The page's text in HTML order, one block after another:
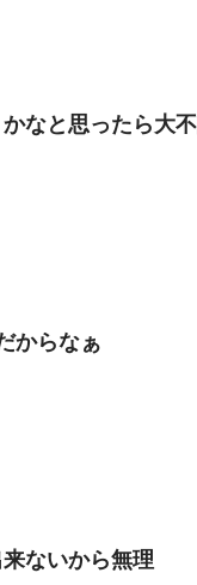
なと思ったら大
からなぁ
ないから無理